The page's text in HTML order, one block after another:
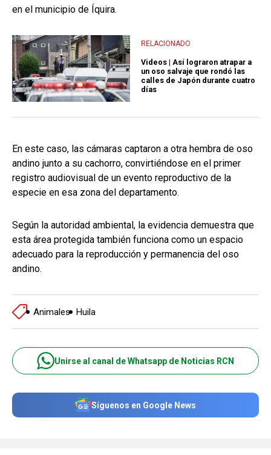
en el municipio de Íquira.
RELACIONADO
Videos | Así lograron atrapar a
un oso salvaje que rondó las
calles de Japón durante cuatro
días
En este caso, las cámaras captaron a otra hembra de oso
andino junto a su cachorro, convirtiéndose en el primer
registro audiovisual de un evento reproductivo de la
especie en esa zona del departamento.
Según la autoridad ambiental, la evidencia demuestra que
esta área protegida también funciona como un espacio
adecuado para la reproducción y permanencia del oso
andino.
Animales Huila
Unirse al canal de Whatsapp de Noticias RCN
Síguenos en Google News